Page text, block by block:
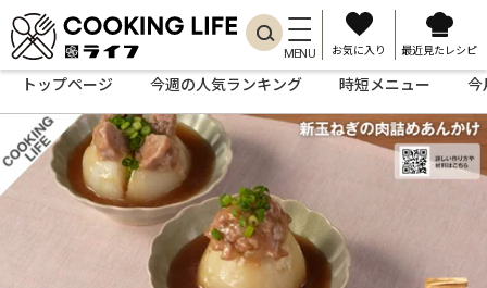
お気に入り 最近見たレシピ
MENU
トップページ 今週の人気ランキング 時短メニュー 今